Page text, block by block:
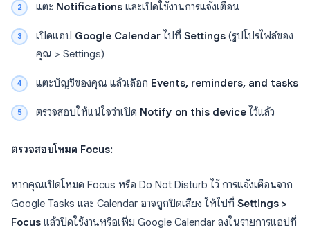
แตะ Notifications และเปิดใช้งานการแจ้งเตือน
เปิดแอป Google Calendar ไปที่ Settings (รูปโปรไฟล์ของ
คุณ > Settings)
แตะบัญชีของคุณ แล้วเลือก Events, reminders, and tasks
ตรวจสอบให้แน่ใจว่าเปิด Notify on this device ไว้แล้ว
ตรวจสอบโหมด Focus:
หากคุณเปิดโหมด Focus หรือ Do Not Disturb ไว้ การแจ้งเตือนจาก
Google Tasks และ Calendar อาจถูกปิดเสียง ให้ไปที่ Settings >
Focus แล้วปิดใช้งานหรือเพิ่ม Google Calendar ลงในรายการแอปที่